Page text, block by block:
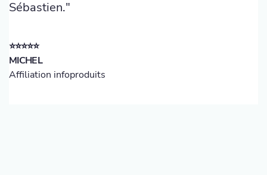
Sébastien."
⭐️⭐️⭐️⭐️⭐️
MICHEL
Affiliation infoproduits